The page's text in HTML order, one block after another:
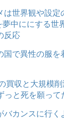
は世界観や設定
中ににする世
反応
国で異性の服
買収と大規模
と死を願って
バカンスに行